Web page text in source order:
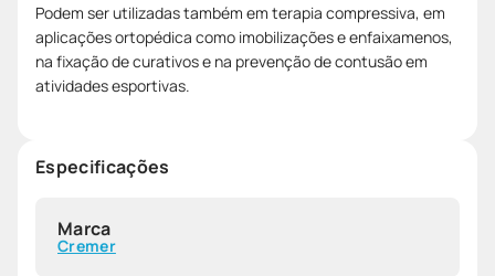
Podem ser utilizadas também em terapia compressiva, em
aplicações ortopédica como imobilizações e enfaixamenos,
na fixação de curativos e na prevenção de contusão em
atividades esportivas.
Especificações
Marca
Cremer